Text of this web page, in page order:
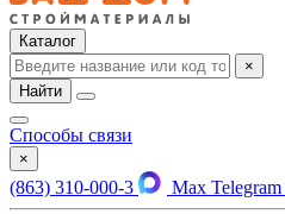
Каталог
×
Найти
Способы связи
×
(863) 310-000-3 Max Telegram